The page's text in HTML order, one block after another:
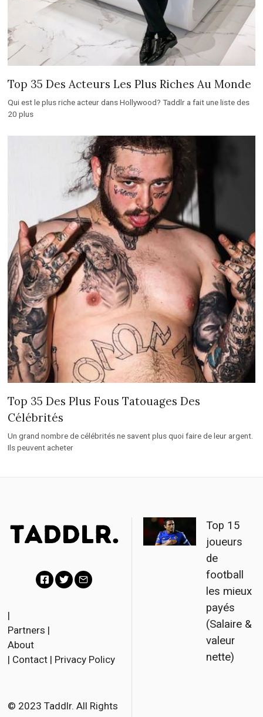
Top 35 Des Acteurs Les Plus Riches Au Monde
Qui est le plus riche acteur dans Hollywood? Taddlr a fait une liste des
20 plus
Top 35 Des Plus Fous Tatouages Des
Célébrités
Un grand nombre de célébrités ne savent plus quoi faire de leur argent.
Ils peuvent acheter
c
o
r
l
|
Partners |
About
| Contact | Privacy Policy
© 2023 Taddlr. All Rights
Top 15
joueurs
de
football
les mieux
payés
(Salaire &
valeur
nette)